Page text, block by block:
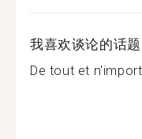
我喜欢谈论的话题
De tout et